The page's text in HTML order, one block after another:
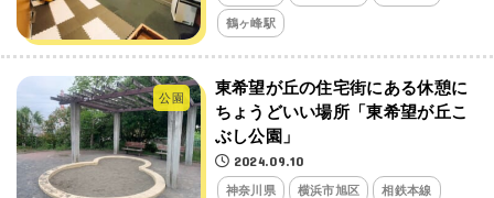
鶴ヶ峰駅
公園
東希望が丘の住宅街にある休憩に
ちょうどいい場所「東希望が丘こ
ぶし公園」
2024.09.10
神奈川県 横浜市旭区 相鉄本線